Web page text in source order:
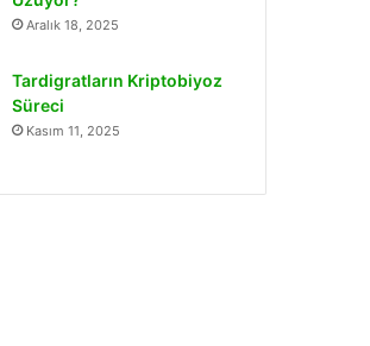
Aralık 18, 2025
Tardigratların Kriptobiyoz
Süreci
Kasım 11, 2025